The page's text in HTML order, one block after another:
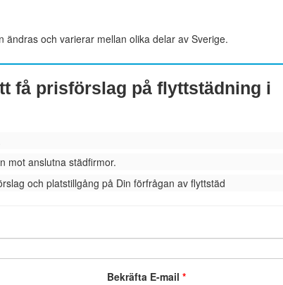
ändras och varierar mellan olika delar av Sverige.
få prisförslag på flyttstädning i
mot anslutna städfirmor.
och platstillgång på Din förfrågan av flyttstäd
Bekräfta E-mail*